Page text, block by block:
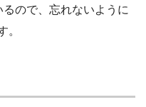
ので、忘れないように
。